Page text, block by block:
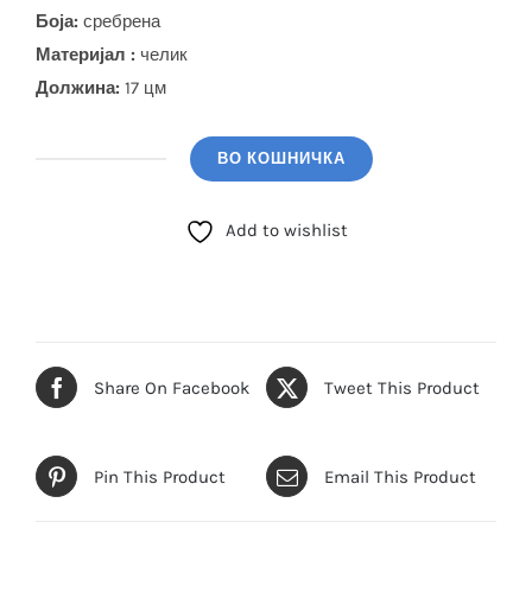
Боја: сребрена
Материјал : челик
Должина: 17 цм
ВО КОШНИЧКА
Add to wishlist
Share On Facebook Tweet This Product
Pin This Product Email This Product